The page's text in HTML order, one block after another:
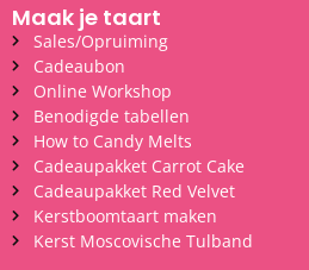
Maak je taart
Sales/Opruiming
Cadeaubon
Online Workshop
Benodigde tabellen
How to Candy Melts
Cadeaupakket Carrot Cake
Cadeaupakket Red Velvet
Kerstboomtaart maken
Kerst Moscovische Tulband